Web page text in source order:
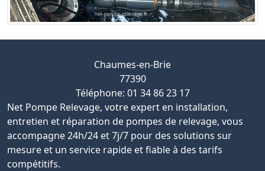
Chaumes-en-Brie
77390
Téléphone: 01 34 86 23 17
Net Pompe Relevage, votre expert en installation,
entretien et réparation de pompes de relevage, vous
accompagne 24h/24 et 7j/7 pour des solutions sur
mesure et un service rapide et fiable à des tarifs
compétitifs.